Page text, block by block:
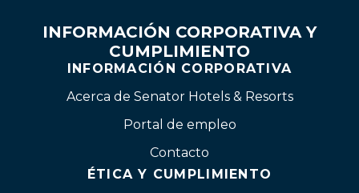
INFORMACIÓN CORPORATIVA Y
CUMPLIMIENTO
INFORMACIÓN CORPORATIVA
Acerca de Senator Hotels & Resorts
Portal de empleo
Contacto
ÉTICA Y CUMPLIMIENTO